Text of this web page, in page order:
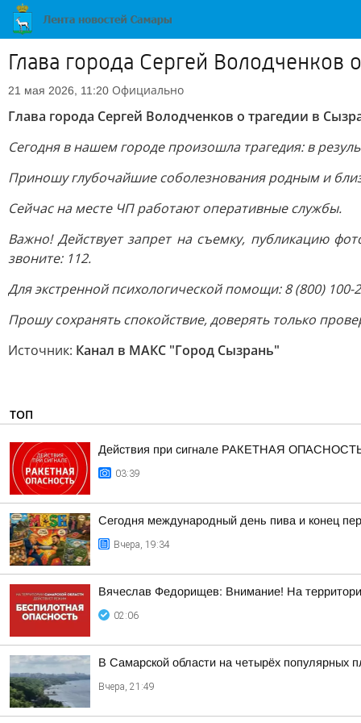
Глава города Сергей Володченков
21 мая 2026, 11:20 Официально
Глава города Сергей Володченков о трагедии в
Сегодня в нашем городе произошла трагедия: в
Приношу глубочайшие соболезнования родным и
Сейчас на месте ЧП работают оперативные службы.
Важно! Действует запрет на съемку, публикацию
звоните: 112.
Для экстренной психологической помощи: 8 (800) 100-
Прошу сохранять спокойствие, доверять только
Источник: Канал в МАКС "Город Сызрань"
ТОП
Действия при сигнале РАКЕТНАЯ
03:39
Сегодня международный день пива и конец
Вчера, 19:34
Вячеслав Федорищев: Внимание! На
02:06
В Самарской области на четырёх популярных
Вчера, 21:49